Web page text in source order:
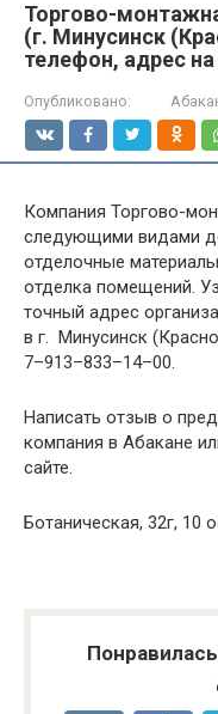
Торгово-
(г. Минусинск
телефон, адрес
Опубликовано:
Компания Торгово-
следующими видами
отделочные
отделка помещений.
точный адрес
в г. Минусинск
7–913–833–14–00.
Написать отзыв о
компания в Абакане
сайте.
Ботаническая, 32г, 10